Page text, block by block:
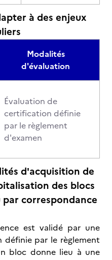
à des enjeux
Modalités
d'évaluation
Évaluation de
certification définie
par le règlement
d'examen
d'acquisition de
des blocs
correspondance
est validé par une
par le règlement
bloc donne lieu à une